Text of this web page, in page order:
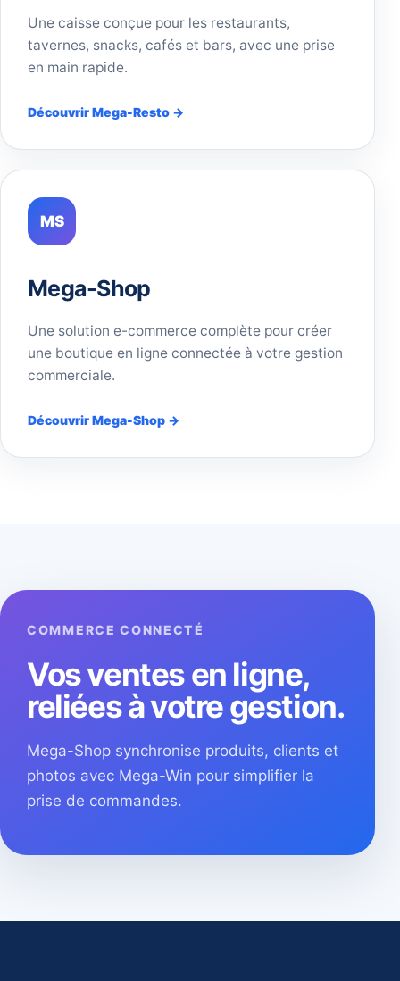
Une caisse conçue pour les restaurants,
tavernes, snacks, cafés et bars, avec une prise
en main rapide.
Découvrir Mega-Resto →
MS
Mega-Shop
Une solution e-commerce complète pour créer
une boutique en ligne connectée à votre gestion
commerciale.
Découvrir Mega-Shop →
COMMERCE CONNECTÉ
Vos ventes en ligne,
reliées à votre gestion.
Mega-Shop synchronise produits, clients et
photos avec Mega-Win pour simplifier la
prise de commandes.